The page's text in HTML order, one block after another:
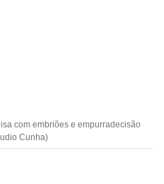
com embriões e empurradecisão
Cunha)